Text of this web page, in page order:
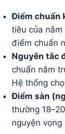
Điểm chuẩn
tiêu của
điểm chuẩn
Nguyên tắc
chuẩn năm
Hệ thống
Điểm sàn
thường
nguyện